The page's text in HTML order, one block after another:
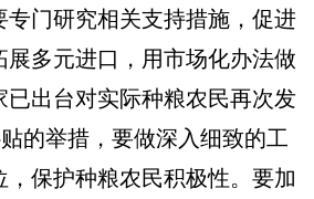
门研究相关支持措施，促进
多元进口，用市场化办法做
出台对实际种粮农民再次发
的举措，要做深入细致的工
保护种粮农民积极性。要加